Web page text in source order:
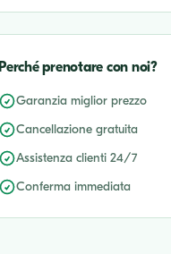
Perché prenotare con noi?
Garanzia miglior prezzo
Cancellazione gratuita
Assistenza clienti 24/7
Conferma immediata